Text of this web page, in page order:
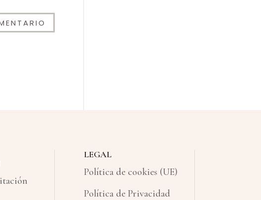
LEGAL
Política de cookies (UE)
Política de Privacidad